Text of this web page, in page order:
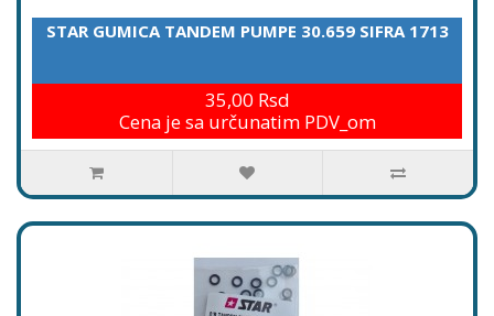
STAR GUMICA TANDEM PUMPE 30.659 SIFRA 1713
35,00 Rsd
Cena je sa určunatim PDV_om